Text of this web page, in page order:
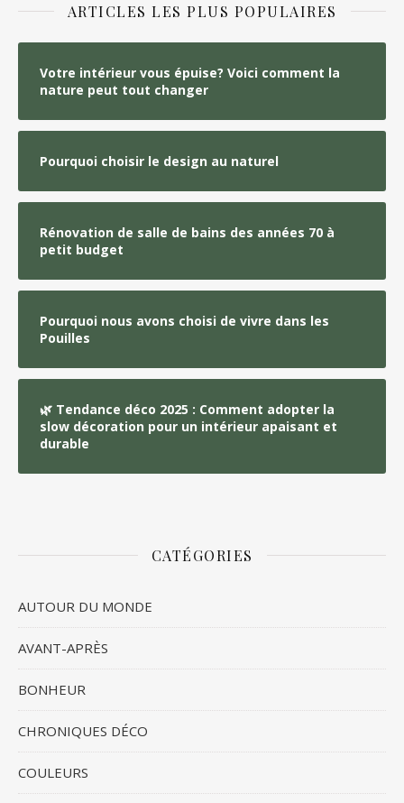
ARTICLES LES PLUS POPULAIRES
Votre intérieur vous épuise? Voici comment la
nature peut tout changer
Pourquoi choisir le design au naturel
Rénovation de salle de bains des années 70 à
petit budget
Pourquoi nous avons choisi de vivre dans les
Pouilles
🌿 Tendance déco 2025 : Comment adopter la
slow décoration pour un intérieur apaisant et
durable
CATÉGORIES
AUTOUR DU MONDE
AVANT-APRÈS
BONHEUR
CHRONIQUES DÉCO
COULEURS